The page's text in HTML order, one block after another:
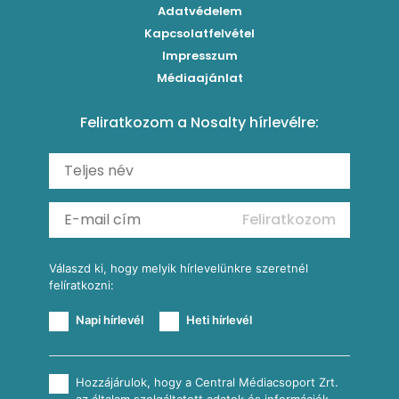
Carbonara
Szaftos paprikás csirke
Shakshuka
Ratatouille
Grillezettkukorica-saláta fűszeres garnélanyársakkal
Kukoricás-újhagymás lepény
Mexikói húsleves kukorica salsával
Almás-kéksajtos kukoricasaláta
Köretek
Reggeli receptek
Adatvédelem
Kapcsolatfelvétel
Impresszum
Médiaajánlat
Feliratkozom a Nosalty hírlevélre:
Feliratkozom
Válaszd ki, hogy melyik hírlevelünkre szeretnél
felíratkozni:
Napi hírlevél Heti hírlevél
Hozzájárulok, hogy a Central Médiacsoport Zrt.